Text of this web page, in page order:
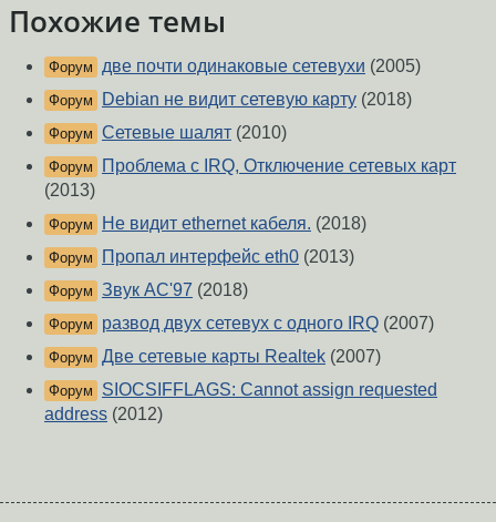
Похожие темы
Форум две почти одинаковые сетевухи (2005)
Форум Debian не видит сетевую карту (2018)
Форум Сетевые шалят (2010)
Форум
Проблема с IRQ, Отключение сетевых карт
(2013)
Форум Не видит ethernet кабеля. (2018)
Форум Пропал интерфейс eth0 (2013)
Форум Звук AC'97 (2018)
Форум развод двух сетевух с одного IRQ (2007)
Форум Две сетевые карты Realtek (2007)
Форум
SIOCSIFFLAGS: Cannot assign requested
address (2012)